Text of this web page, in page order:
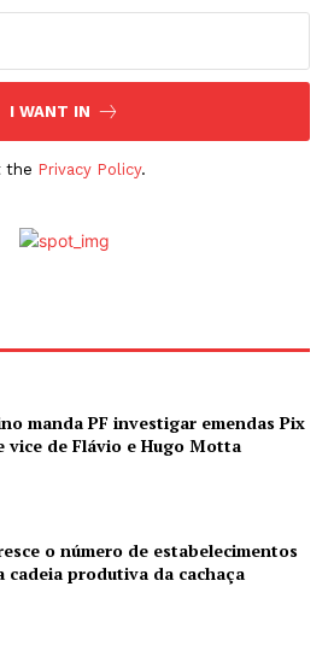
I WANT IN
the Privacy Policy.
manda PF investigar emendas Pix
vice de Flávio e Hugo Motta
o número de estabelecimentos
cadeia produtiva da cachaça